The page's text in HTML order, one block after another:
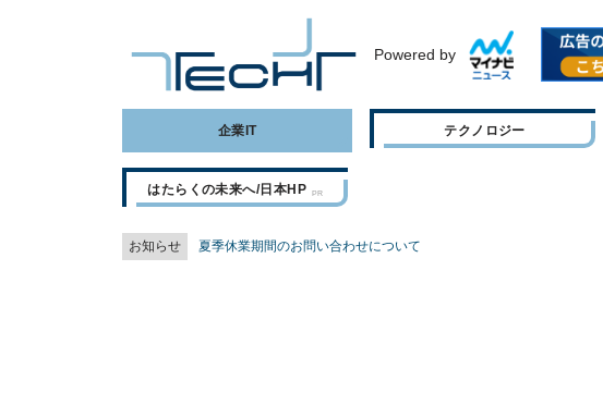
Powered by
企業IT テクノロジー
はたらくの未来へ/日本HP
お知らせ 夏季休業期間のお問い合わせについて